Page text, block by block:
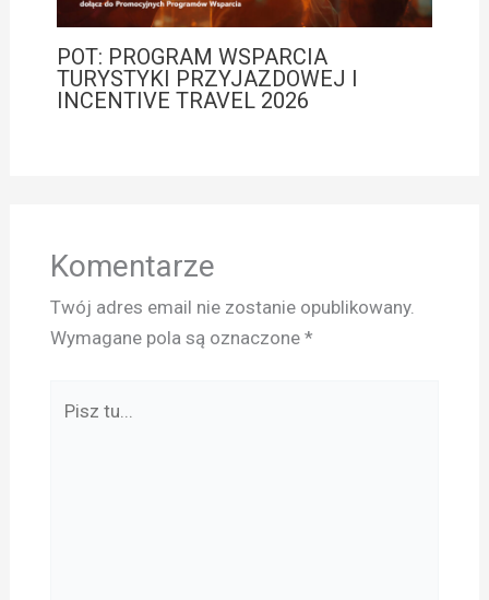
POT: PROGRAM WSPARCIA
TURYSTYKI PRZYJAZDOWEJ I
INCENTIVE TRAVEL 2026
Komentarze
Twój adres email nie zostanie opublikowany.
Wymagane pola są oznaczone *